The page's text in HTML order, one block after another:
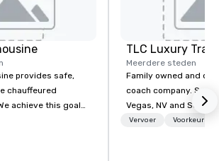
provides safe,
chauffeured
achieve this goal
chauffeurs, the
TLC Luxury
Meerdere steden
Family owned and
coach company.
Vegas, NV and
areas. Please visit
Vervoer